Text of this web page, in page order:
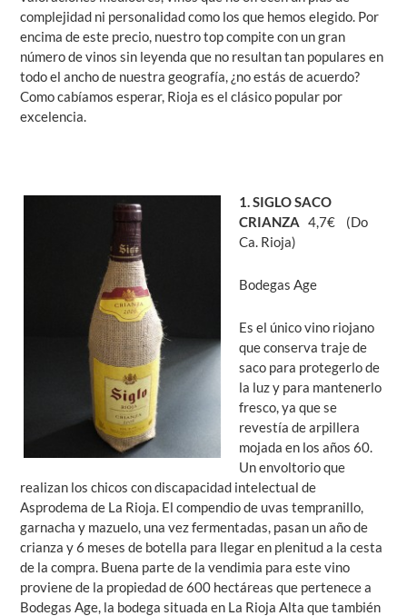
complejidad ni personalidad como los que hemos elegido. Por
encima de este precio, nuestro top compite con un gran
número de vinos sin leyenda que no resultan tan populares en
todo el ancho de nuestra geografía, ¿no estás de acuerdo?
Como cabíamos esperar, Rioja es el clásico popular por
excelencia.
1. SIGLO SACO
CRIANZA 4,7€ (Do
Ca. Rioja)
Bodegas Age
Es el único vino riojano
que conserva traje de
saco para protegerlo de
la luz y para mantenerlo
fresco, ya que se
revestía de arpillera
mojada en los años 60.
Un envoltorio que
realizan los chicos con discapacidad intelectual de
Asprodema de La Rioja. El compendio de uvas tempranillo,
garnacha y mazuelo, una vez fermentadas, pasan un año de
crianza y 6 meses de botella para llegar en plenitud a la cesta
de la compra. Buena parte de la vendimia para este vino
proviene de la propiedad de 600 hectáreas que pertenece a
Bodegas Age, la bodega situada en La Rioja Alta que también